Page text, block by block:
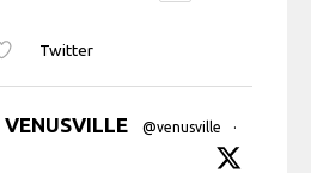
Twitter
VENUSVILLE @venusville
·